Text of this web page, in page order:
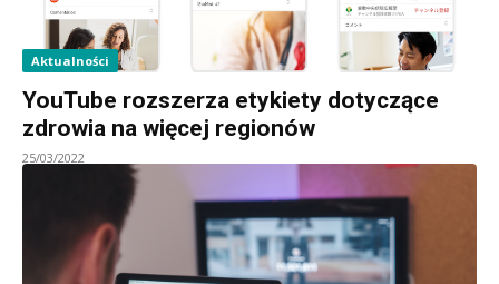
Aktualności
YouTube rozszerza etykiety dotyczące
zdrowia na więcej regionów
25/03/2022